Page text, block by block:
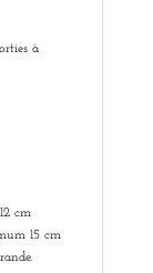
à
cm
15 cm